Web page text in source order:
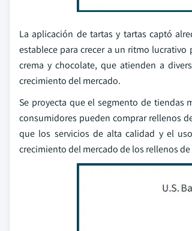
La aplicación de tartas y tartas captó
establece para crecer a un ritmo
crema y chocolate, que atienden a
crecimiento del mercado.
Se proyecta que el segmento de tiendas
consumidores pueden comprar rellenos
que los servicios de alta calidad y el
crecimiento del mercado de los rellenos